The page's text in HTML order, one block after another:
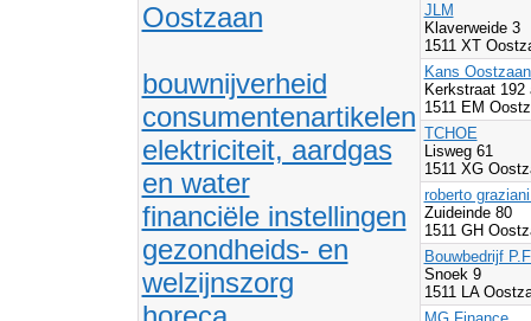
Oostzaan
bouwnijverheid
consumentenartikelen
elektriciteit, aardgas
en water
financiële instellingen
gezondheids- en
welzijnszorg
JLM
Klaverweide 3
1511 XT
Kans
Kerkstraat
1511 EM
TCHOE
Lisweg 61
1511 XG
roberto
Zuideinde 80
1511 GH
Bouwbedrijf
Snoek 9
1511 LA